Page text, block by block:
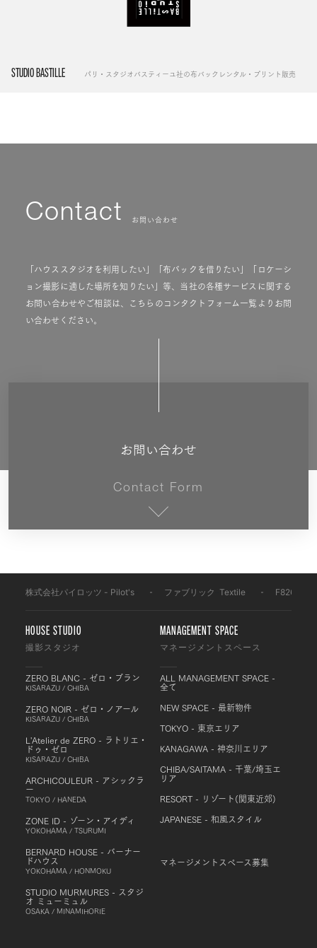
STUDIO BASTILLE パリ・スタジオバスティーユ社の布バックレンタル・プリント販売
Contact お問い合わせ
「ハウススタジオを利用したい」「布バックを借りたい」「ロケーシ
ョン撮影に適した場所を知りたい」等、当社の各種サービスに関する
お問い合わせやご相談は、こちらのコンタクトフォーム一覧よりお問
い合わせください。
お問い合わせ
Contact Form
株式会社パイロッツ - Pilot's ファブリック Textile F826
HOUSE STUDIO
撮影スタジオ
ZERO BLANC - ゼロ・ブラン
KISARAZU / CHIBA
ZERO NOIR - ゼロ・ノアール
KISARAZU / CHIBA
L'Atelier de ZERO - ラトリエ・
ドゥ・ゼロ
KISARAZU / CHIBA
ARCHICOULEUR - アシックラ
ー
TOKYO / HANEDA
ZONE ID - ゾーン・アイディ
YOKOHAMA / TSURUMI
BERNARD HOUSE - バーナー
ドハウス
YOKOHAMA / HONMOKU
STUDIO MURMURES - スタジ
オ ミューミュル
OSAKA / MINAMIHORIE
MANAGEMENT SPACE
マネージメントスペース
ALL MANAGEMENT SPACE -
全て
NEW SPACE - 最新物件
TOKYO - 東京エリア
KANAGAWA - 神奈川エリア
CHIBA/SAITAMA - 千葉/埼玉エ
リア
RESORT - リゾート(関東近郊)
JAPANESE - 和風スタイル
マネージメントスペース募集